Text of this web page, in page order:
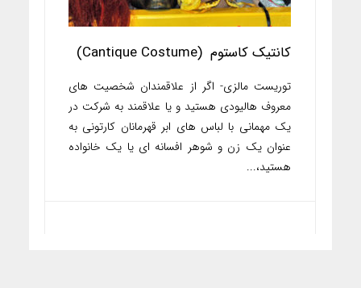
کانتیک کاستوم (Cantique Costume)
توریست مالزی- اگر از علاقمندان شخصیت های
معروف هالیودی هستید و یا علاقمند به شرکت در
یک مهمانی با لباس های ابر قهرمانان کارتونی به
عنوان یک زن و شوهر افسانه ای یا یک خانواده
هستید،...